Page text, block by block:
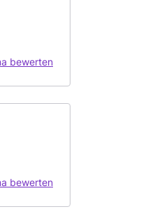
bewerten
bewerten